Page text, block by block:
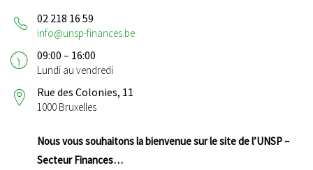
02 218 16 59
info@unsp-finances.be
09:00 – 16:00
Lundi au vendredi
Rue des Colonies, 11
1000 Bruxelles
Nous vous souhaitons la bienvenue sur le site de l’UNSP –
Secteur Finances…